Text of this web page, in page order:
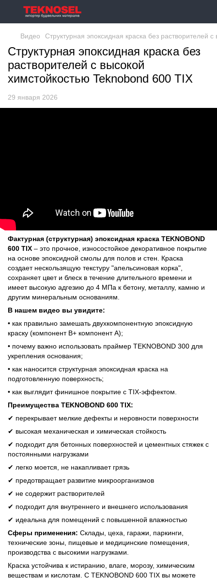
Видео Структурная эпоксидная краска без растворителей
Структурная эпоксидная краска без
растворителей с высокой
химстойкостью Teknobond 600 TIX
29 января 2026
Фактурная (структурная) эпоксидная краска TEKNOBOND
600 TIX – это прочное, износостойкое декоративное покрытие
на основе эпоксидной смолы для полов и стен. Краска
создает нескользящую текстуру "апельсиновая корка",
сохраняет цвет и блеск в течение длительного времени и
имеет высокую адгезию до 4 МПа к бетону, металлу, камню и
другим минеральным основаниям.
В нашем видео вы увидите:
• как правильно замешать двухкомпонентную эпоксидную
краску (компонент B+ компонент A);
• почему важно использовать праймер TEKNOBOND 300 для
укрепления основания;
• как наносится структурная эпоксидная краска на
подготовленную поверхность;
• как выглядит финишное покрытие с TIX-эффектом.
Преимущества TEKNOBOND 600 TIX:
✔ перекрывает мелкие дефекты и неровности поверхности
✔ высокая механическая и химическая стойкость
✔ подходит для бетонных поверхностей и цементных стяжек с
постоянными нагрузками
✔ легко моется, не накапливает грязь
✔ предотвращает развитие микроорганизмов
✔ не содержит растворителей
✔ подходит для внутреннего и внешнего использования
✔ идеальна для помещений с повышенной влажностью
Сферы применения: Склады, цеха, гаражи, паркинги,
технические зоны, пищевые и медицинские помещения,
производства с высокими нагрузками.
Краска устойчива к истиранию, влаге, морозу, химическим
веществам и кислотам. С TEKNOBOND 600 TIX вы можете